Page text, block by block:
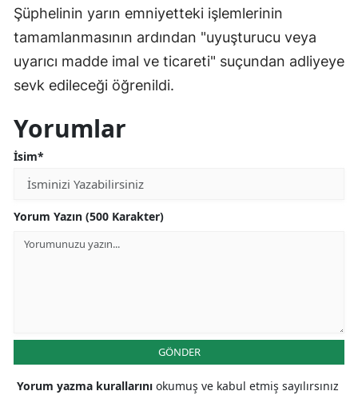
Şüphelinin yarın emniyetteki işlemlerinin
tamamlanmasının ardından "uyuşturucu veya
uyarıcı madde imal ve ticareti" suçundan adliyeye
sevk edileceği öğrenildi.
Yorumlar
İsim*
Yorum Yazın (500 Karakter)
GÖNDER
Yorum yazma kurallarını okumuş ve kabul etmiş sayılırsınız